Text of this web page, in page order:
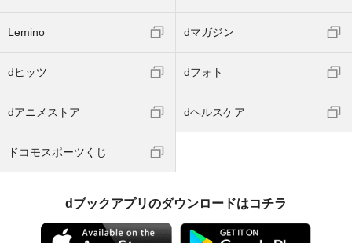
Lemino dマガジン
dヒッツ dフォト
dアニメストア dヘルスケア
ドコモスポーツくじ
dブックアプリのダウンロードはコチラ